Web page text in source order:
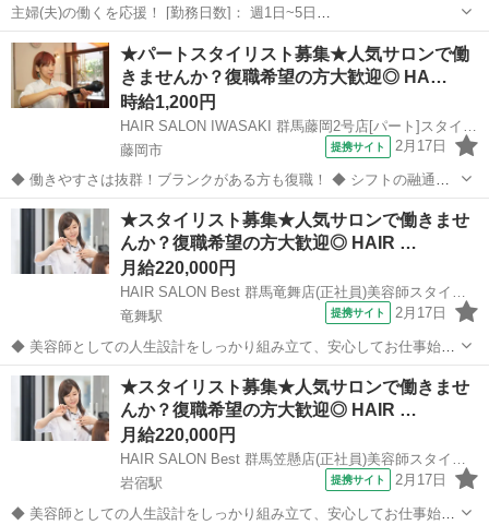
主婦(夫)の働くを応援！ [勤務日数]： 週1日~5日
09:00~12:00/10:00~13:00/12:00~15:00/15:00~18:00/10:00~16:00 月/
火/水/木/金/土/日 などから選べます ...
群馬 伊勢崎市 美容師
★パートスタイリスト募集★人気サロンで働
きませんか？復職希望の方大歓迎◎ HA…
時給1,200円
藤岡市
提携サイト 2月17日
◆ 働きやすさは抜群！ブランクがある方も復職！ ◆ シフトの融通が
利くため、自分のライフスタイルに合わせて働けます◎ブランクのあ
る方も分かりやすいレッスンで技術に自身をつけてから安心してデビ
ューできます 働きやすさは抜群...
群馬 藤岡市 美容師
★スタイリスト募集★人気サロンで働きませ
んか？復職希望の方大歓迎◎ HAIR …
月給220,000円
HAIR SALON Best 群馬竜舞店(正社員)美容師スタイリスト(株式会社ハクブン)
竜舞駅
提携サイト 2月17日
◆ 美容師としての人生設計をしっかり組み立て、安心してお仕事始め
ませんか？ ◆ 美容師として定年の75歳まで安心して働ける環境を整
え、技術だけではなく、マネジメント業務なども幅広く学べます。 美
容師としての人生設計をしっ...
群馬 太田市 竜舞駅 美容師
★スタイリスト募集★人気サロンで働きませ
んか？復職希望の方大歓迎◎ HAIR …
月給220,000円
HAIR SALON Best 群馬笠懸店(正社員)美容師スタイリスト(株式会社ハクブン)
岩宿駅
提携サイト 2月17日
◆ 美容師としての人生設計をしっかり組み立て、安心してお仕事始め